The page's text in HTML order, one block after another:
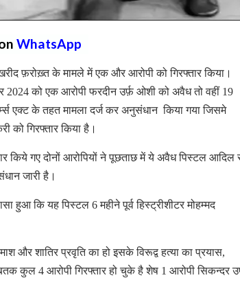
WhatsApp
फ़रोख़्त के मामले में एक और आरोपी को गिरफ्तार किया।
2024 को एक आरोपी फरदीन उर्फ़ ओशी को अवैध तो वहीं 19
एक्ट के तहत मामला दर्ज कर अनुसंधान किया गया जिसमे
को गिरफ्तार किया है।
किये गए दोनों आरोपियों ने पूछताछ में ये अवैध पिस्टल आदिल
जारी है।
हुआ कि यह पिस्टल 6 महीने पूर्व हिस्ट्रीशीटर मोहम्मद
और शातिर प्रवृति का हो इसके विरूद्व हत्या का प्रयास,
कुल 4 आरोपी गिरफ्तार हो चुके है शेष 1 आरोपी सिकन्दर